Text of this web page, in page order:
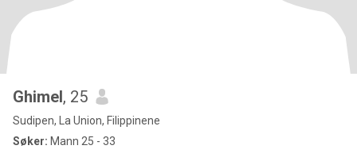
Ghimel, 25
Sudipen, La Union, Filippinene
Søker: Mann 25 - 33